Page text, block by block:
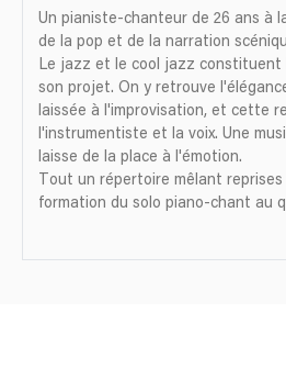
Un pianiste-chanteur de 26 ans à
de la pop et de la narration
Le jazz et le cool jazz constituent
son projet. On y retrouve
laissée à l'improvisation, et cette
l'instrumentiste et la voix. Une
laisse de la place à l'émotion.
Tout un répertoire mêlant
formation du solo piano-chant au